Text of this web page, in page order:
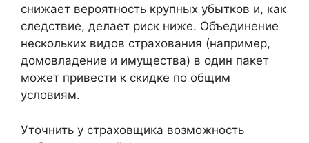
снижает вероятность крупных убытков и, как
следствие, делает риск ниже. Объединение
нескольких видов страхования (например,
домовладение и имущества) в один пакет
может привести к скидке по общим
условиям.
Уточнить у страховщика возможность